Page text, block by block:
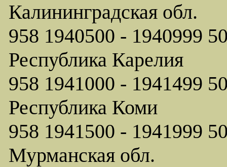
Калининградская обл.
958 1940500 -
Республика Карелия
958 1941000 -
Республика Коми
958 1941500 -
Мурманская обл.